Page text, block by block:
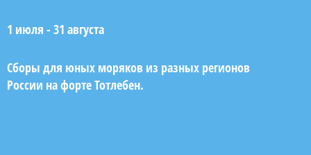
1 июля - 31 августа
Сборы для юных моряков из разных регионов
России на форте Тотлебен.